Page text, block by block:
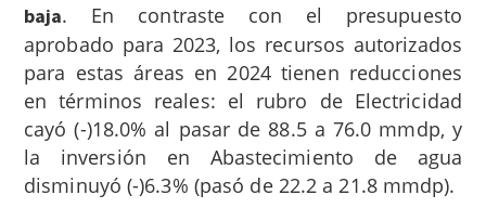
baja. En contraste con el presupuesto
aprobado para 2023, los recursos autorizados
para estas áreas en 2024 tienen reducciones
en términos reales: el rubro de Electricidad
cayó (-)18.0% al pasar de 88.5 a 76.0 mmdp, y
la inversión en Abastecimiento de agua
disminuyó (-)6.3% (pasó de 22.2 a 21.8 mmdp).